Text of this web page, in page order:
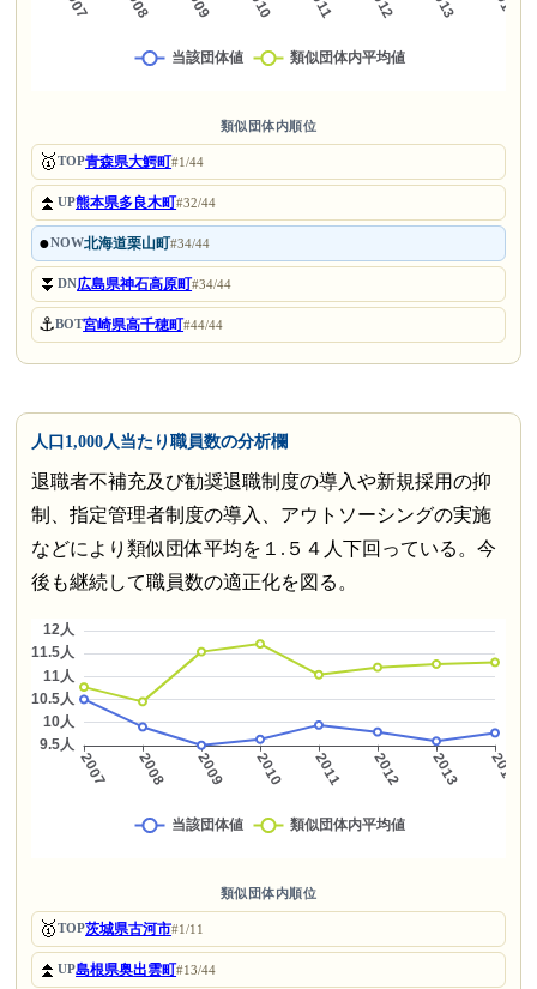
類似団体内順位
🥇TOP青森県大鰐町#1/44
⏫UP熊本県多良木町#32/44
●NOW北海道栗山町#34/44
⏬DN広島県神石高原町#34/44
⚓BOT宮崎県高千穂町#44/44
人口1,000人当たり職員数の分析欄
退職者不補充及び勧奨退職制度の導入や新規採用の抑
制、指定管理者制度の導入、アウトソーシングの実施
などにより類似団体平均を１.５４人下回っている。今
後も継続して職員数の適正化を図る。
類似団体内順位
🥇TOP茨城県古河市#1/11
⏫UP島根県奥出雲町#13/44